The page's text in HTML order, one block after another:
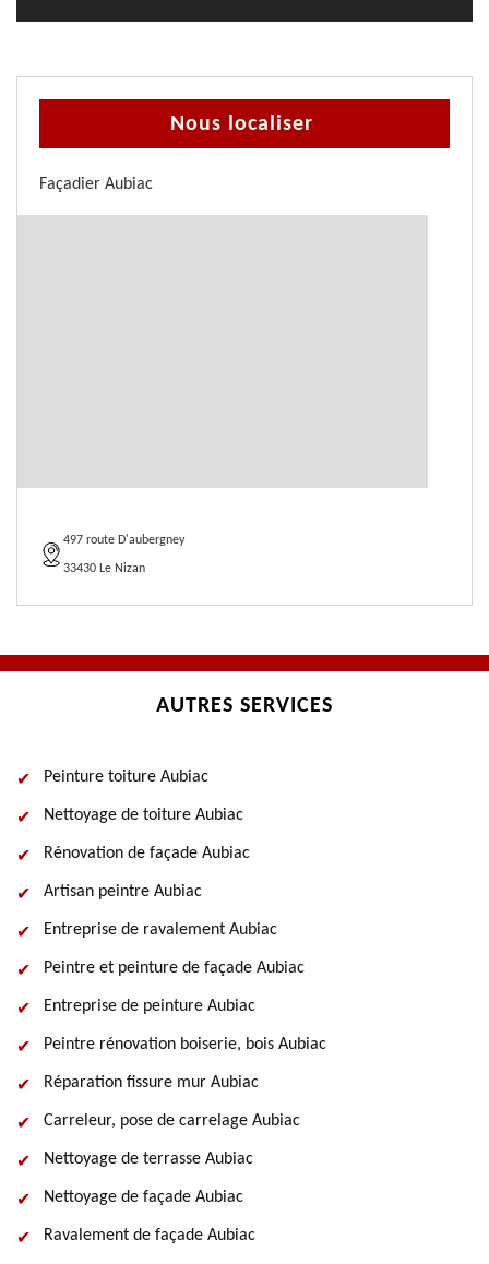
Nous localiser
Façadier Aubiac
497 route D'aubergney
33430 Le Nizan
AUTRES SERVICES
Peinture toiture Aubiac
Nettoyage de toiture Aubiac
Rénovation de façade Aubiac
Artisan peintre Aubiac
Entreprise de ravalement Aubiac
Peintre et peinture de façade Aubiac
Entreprise de peinture Aubiac
Peintre rénovation boiserie, bois Aubiac
Réparation fissure mur Aubiac
Carreleur, pose de carrelage Aubiac
Nettoyage de terrasse Aubiac
Nettoyage de façade Aubiac
Ravalement de façade Aubiac